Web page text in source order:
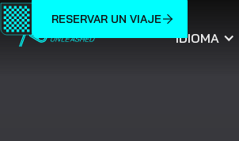
IDIOMA
RESERVAR UN VIAJE